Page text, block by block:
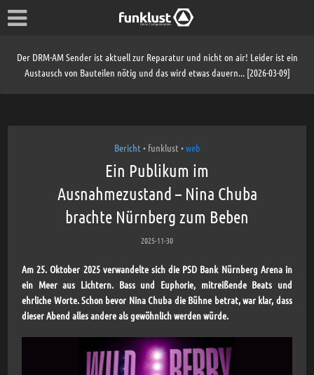
Der DRM-AM Sender ist aktuell zur Reparatur und nicht on air! Leider ist ein
Austausch von Bauteilen nötig und das wird etwas dauern... [2026-03-09]
Bericht • funklust • web
Ein Publikum im
Ausnahmezustand – Nina Chuba
brachte Nürnberg zum Beben
2025-11-30
Am 25. Oktober 2025 verwandelte sich die PSD Bank Nürnberg Arena in
ein Meer aus Lichtern. Bass und Euphorie, mitreißende Beats und
ehrliche Worte. Schon bevor Nina Chuba die Bühne betrat, war klar, dass
dieser Abend alles andere als gewöhnlich werden würde.